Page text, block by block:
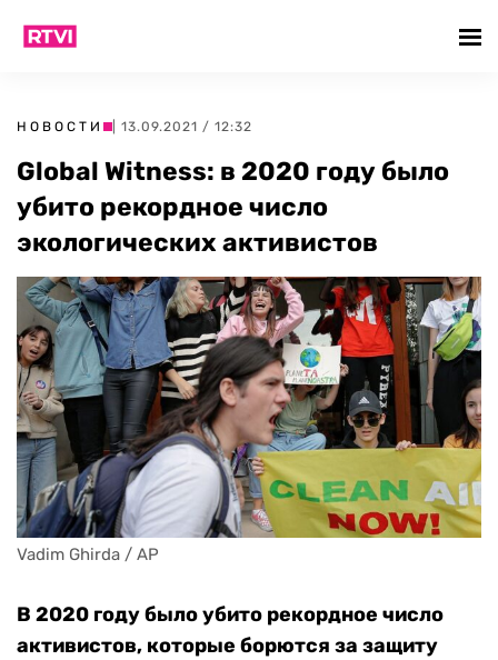
НОВОСТИ | 13.09.2021 / 12:32
Global Witness: в 2020 году было
убито рекордное число
экологических активистов
Vadim Ghirda / AP
В 2020 году было убито рекордное число
активистов, которые борются за защиту